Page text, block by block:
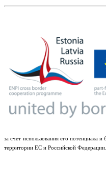
за счет использования его потенциала
территории ЕС и Российской Федерации.